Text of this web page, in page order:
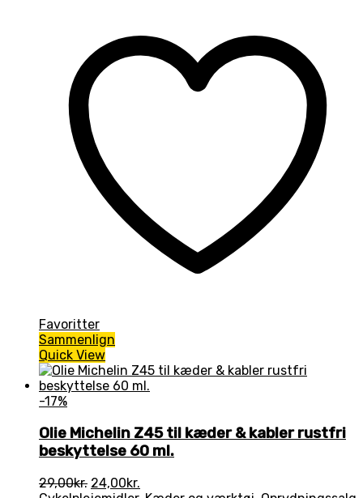
Favoritter
Sammenlign
Quick View
-17%
Olie Michelin Z45 til kæder & kabler rustfri
beskyttelse 60 ml.
29,00kr. Den
24,00kr.